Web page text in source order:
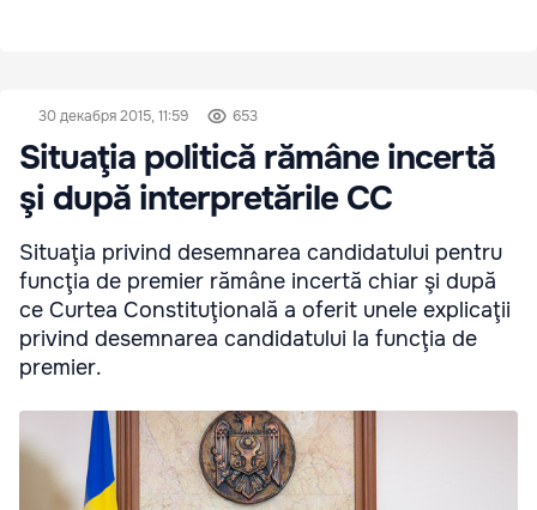
30 декабря 2015, 11:59 653
Situaţia politică rămâne incertă
şi după interpretările CC
Situaţia privind desemnarea candidatului pentru
funcţia de premier rămâne incertă chiar şi după
ce Curtea Constituţională a oferit unele explicaţii
privind desemnarea candidatului la funcţia de
premier.